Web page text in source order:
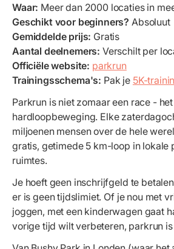
Waar: Meer dan 2000 locaties in
Geschikt voor beginners? Absoluut
Gemiddelde prijs: Gratis
Aantal deelnemers: Verschilt per
Officiële website: parkrun
Trainingsschema's: Pak je 5K-
Parkrun is niet zomaar een race -
hardloopbeweging. Elke
miljoenen mensen over de hele
gratis, getimede 5 km-loop in lokale
ruimtes.
Je hoeft geen inschrijfgeld te
er is geen tijdslimiet. Of je nou met
joggen, met een kinderwagen gaat
vorige tijd wilt verbeteren, parkrun